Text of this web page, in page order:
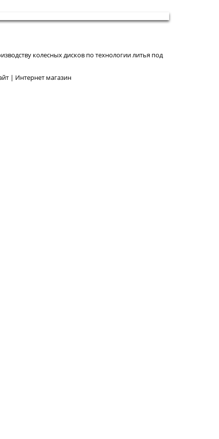
колесных дисков по технологии литья под
| Интернет магазин